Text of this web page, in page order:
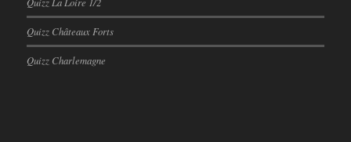
Quizz Châteaux Forts
Quizz Charlemagne